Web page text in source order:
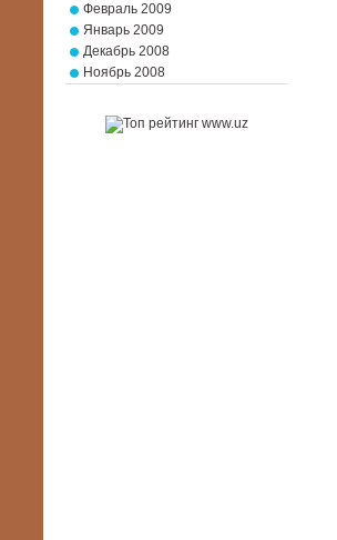
Февраль 2009
Январь 2009
Декабрь 2008
Ноябрь 2008